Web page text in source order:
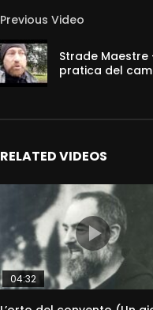
Previous Video
Strade Maestre
pratica del
RELATED VIDEOS
04:32